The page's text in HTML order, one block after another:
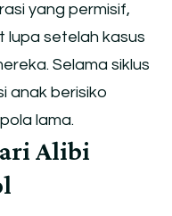
yang permisif,
setelah kasus
Selama siklus
anak berisiko
lama.
Alibi